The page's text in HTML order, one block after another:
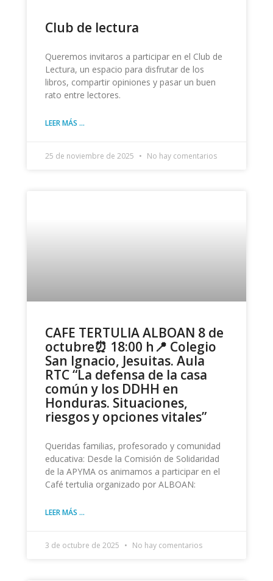
Club de lectura
Queremos invitaros a participar en el Club de
Lectura, un espacio para disfrutar de los
libros, compartir opiniones y pasar un buen
rato entre lectores.
LEER MÁS ...
25 de noviembre de 2025 No hay comentarios
CAFE TERTULIA ALBOAN 8 de
octubre⏰ 18:00 h📍 Colegio
San Ignacio, Jesuitas. Aula
RTC “La defensa de la casa
común y los DDHH en
Honduras. Situaciones,
riesgos y opciones vitales”
Queridas familias, profesorado y comunidad
educativa: Desde la Comisión de Solidaridad
de la APYMA os animamos a participar en el
Café tertulia organizado por ALBOAN:
LEER MÁS ...
3 de octubre de 2025 No hay comentarios